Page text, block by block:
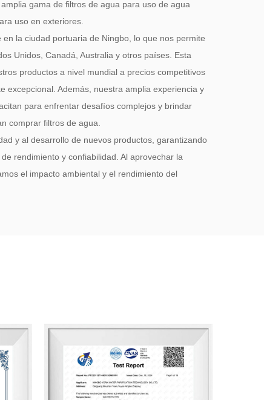
gama de filtros de agua para uso de agua
uso en exteriores.
la ciudad portuaria de Ningbo, lo que nos permite
Unidos, Canadá, Australia y otros países. Esta
productos a nivel mundial a precios competitivos
excepcional. Además, nuestra amplia experiencia y
para enfrentar desafíos complejos y brindar
comprar filtros de agua.
y al desarrollo de nuevos productos, garantizando
rendimiento y confiabilidad. Al aprovechar la
el impacto ambiental y el rendimiento del